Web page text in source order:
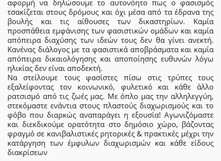
αφορμή να δηλώσουμε το αυτονόητο πως ο φασισμός
τσακίζεται στους δρόμους και όχι μέσα από τα έδρανα της
βουλής και τις αίθουσες των δικαστηρίων. Καμία
προσπάθεια εμφάνισης των φασιστικών ομάδων και καμία
απόπειρα διαχύσης των ιδεών τους δεν θα γίνει ανεκτή.
Κανένας διάλογος με τα φασιστικά αποβράσματα και καμία
απόπειρα δικαιολόγησης και αποποίησης ευθυνών λόγω
ηλικίας δεν είναι αποδεκτή.
Να στείλουμε τους φασίστες πίσω στις τρύπες τους
εξαλείφοντας τον κοινωνικό, φυλετικό και κάθε άλλο
ρατσισμό από τις ζωές μας. Με όπλο μας την αλληλεγγύη,
στεκόμαστε ενάντια στους πλαστούς διαχωρισμούς και το
φόβο που διαρκώς αναπαράγει η εξουσία! Αγωνιζόμαστε
και διεκδικούμε ορατότητα στο δημόσιο χώρο, βάζοντας
φραγμό σε κανιβαλιστικές ρητορικές & πρακτικές μέχρι την
κατάργηση των έμφυλων διαχωρισμών και κάθε είδους
διακρίσεων